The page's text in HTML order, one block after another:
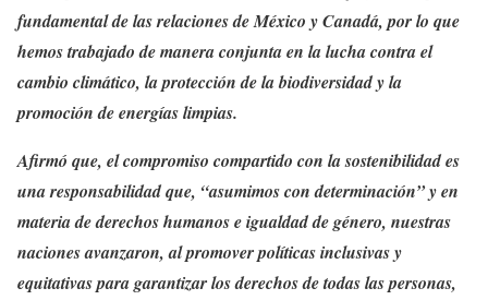
fundamental de las relaciones de México y Canadá, por lo que
hemos trabajado de manera conjunta en la lucha contra el
cambio climático, la protección de la biodiversidad y la
promoción de energías limpias.
Afirmó que, el compromiso compartido con la sostenibilidad es
una responsabilidad que, “asumimos con determinación” y en
materia de derechos humanos e igualdad de género, nuestras
naciones avanzaron, al promover políticas inclusivas y
equitativas para garantizar los derechos de todas las personas,